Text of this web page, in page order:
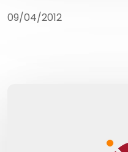
09/04/2012